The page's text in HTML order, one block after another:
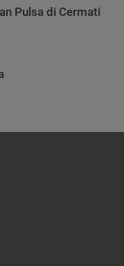
Pulsa di Cermati